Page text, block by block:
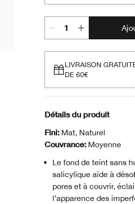
LIVRAISON
DE 60€
Détails du produit
Fini: Mat, Naturel
Couvrance: Moyenne
Le fond de teint sans
salicylique aide à
pores et à couvrir,
l’apparence des